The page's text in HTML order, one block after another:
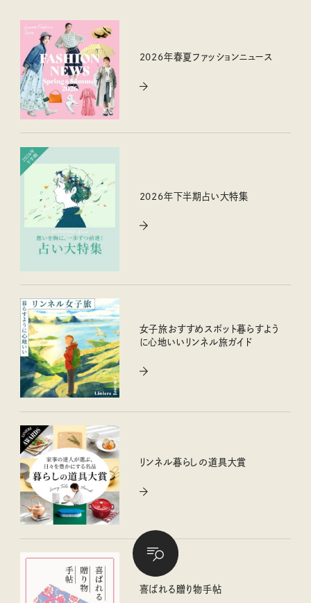
2026年春夏ファッションニュース
2026年下半期占い大特集
女子旅おすすめスポット暮らすよう
に心地いいリンネル旅ガイド
リンネル暮らしの道具大賞
喜ばれる贈り物手帖